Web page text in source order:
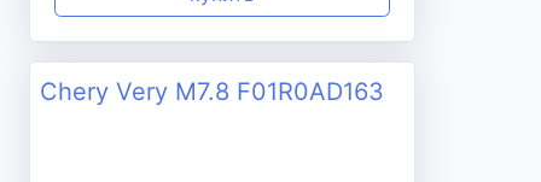
Chery Very M7.8 F01R0AD163